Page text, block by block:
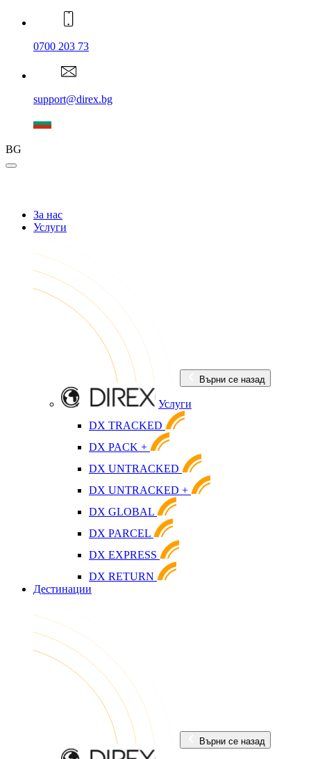
0700 203 73
support@direx.bg
BG
За нас
Услуги
Върни се назад
Услуги
DX TRACKED
DX PACK +
DX UNTRACKED
DX UNTRACKED +
DX GLOBAL
DX PARCEL
DX EXPRESS
DX RETURN
Дестинации
Върни се назад